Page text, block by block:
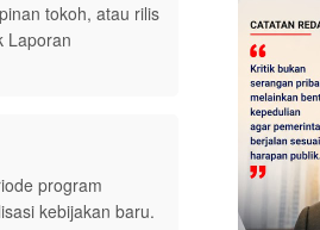
tokoh, atau rilis
Laporan
program
kebijakan baru.